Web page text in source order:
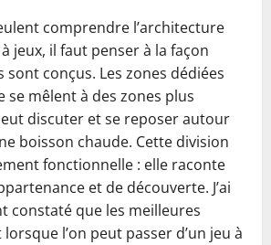
comprendre l’architecture
jeux, il faut penser à la façon
sont conçus. Les zones dédiées
se mêlent à des zones plus
discuter et se reposer autour
boisson chaude. Cette division
fonctionnelle : elle raconte
et de découverte. J’ai
constaté que les meilleures
l’on peut passer d’un jeu à